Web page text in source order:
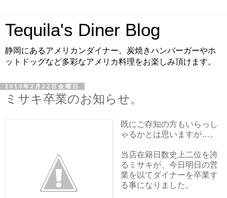
Tequila's Diner Blog
静岡にあるアメリカンダイナー。炭焼きハンバーガーやホ
ットドッグなど多彩なアメリカ料理をお楽しみ頂けます。
2013年2月22日金曜日
ミサキ卒業のお知らせ。
既にご存知の方もいらっし
ゃるかとは思いますが…。
当店在籍日数史上二位を誇
るミサキが、今日明日の営
業を以てダイナーを卒業す
る事になりました。